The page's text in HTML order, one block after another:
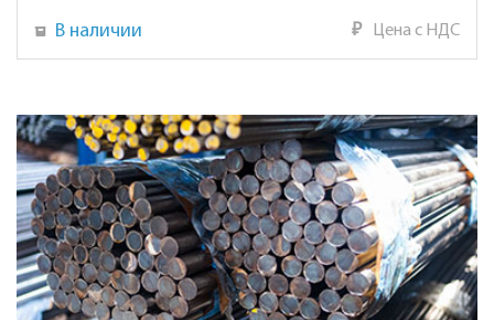
В наличии ₽ Цена с НДС